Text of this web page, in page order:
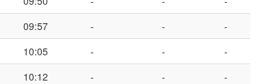
09:57 - -
-
10:05 - -
-
10:12 - -
-